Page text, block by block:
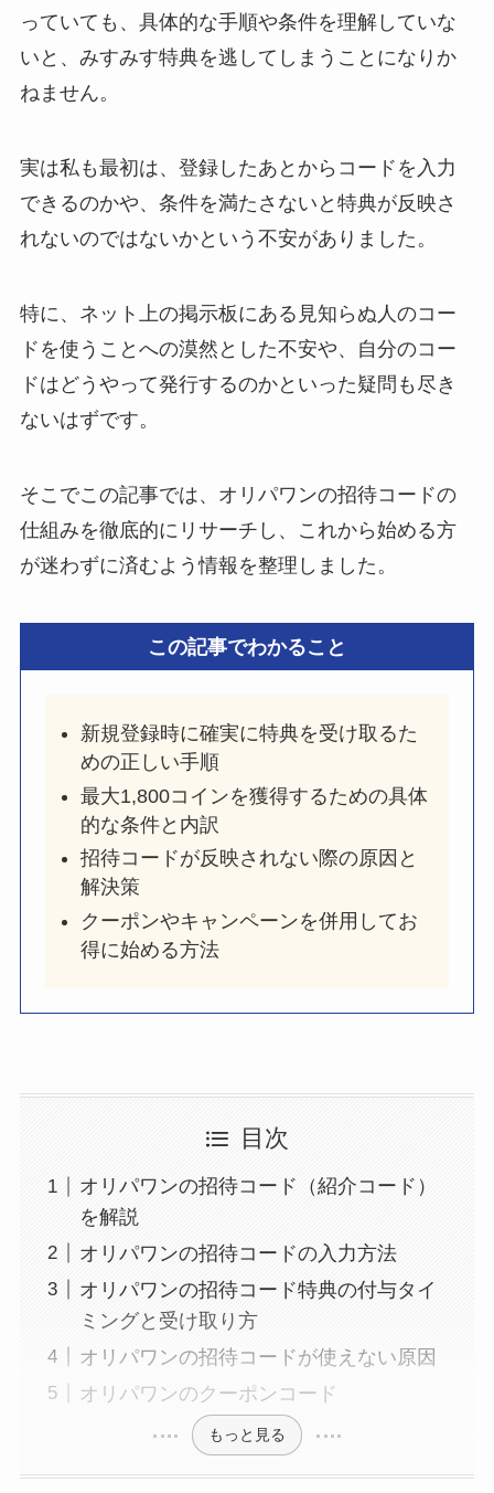
っていても、具体的な手順や条件を理解していな
いと、みすみす特典を逃してしまうことになりか
ねません。
実は私も最初は、登録したあとからコードを入力
できるのかや、条件を満たさないと特典が反映さ
れないのではないかという不安がありました。
特に、ネット上の掲示板にある見知らぬ人のコー
ドを使うことへの漠然とした不安や、自分のコー
ドはどうやって発行するのかといった疑問も尽き
ないはずです。
そこでこの記事では、オリパワンの招待コードの
仕組みを徹底的にリサーチし、これから始める方
が迷わずに済むよう情報を整理しました。
この記事でわかること
新規登録時に確実に特典を受け取るた
めの正しい手順
最大1,800コインを獲得するための具体
的な条件と内訳
招待コードが反映されない際の原因と
解決策
クーポンやキャンペーンを併用してお
得に始める方法
目次
オリパワンの招待コード（紹介コード）
を解説
オリパワンの招待コードの入力方法
オリパワンの招待コード特典の付与タイ
ミングと受け取り方
オリパワンの招待コードが使えない原因
オリパワンのクーポンコード
もっと見る